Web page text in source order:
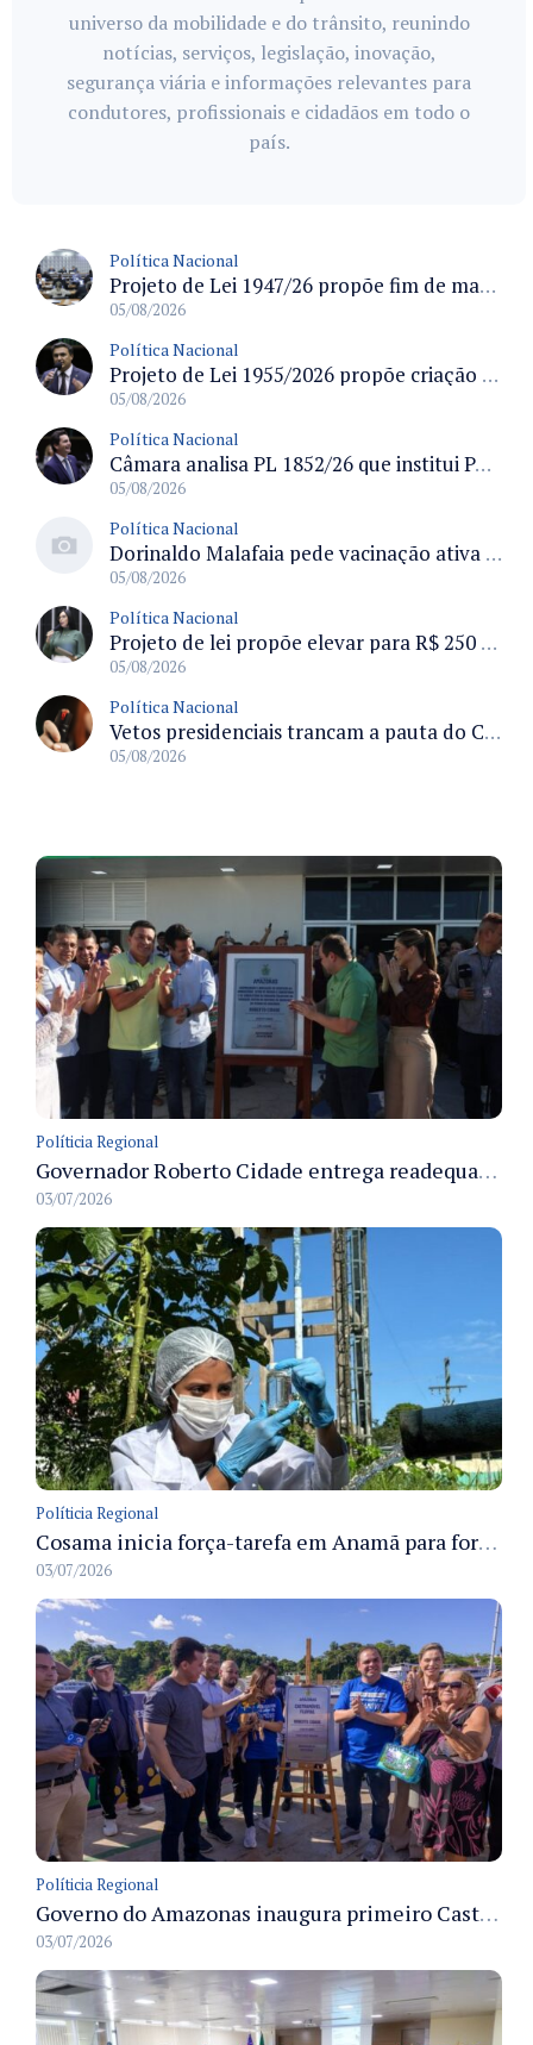
universo da mobilidade e do trânsito, reunindo
notícias, serviços, legislação, inovação,
segurança viária e informações relevantes para
condutores, profissionais e cidadãos em todo o
país.
Política Nacional
Projeto de Lei 1947/26 propõe fim de margens para cartão de crédito e consignado do INSS
05/08/2026
Política Nacional
Projeto de Lei 1955/2026 propõe criação de geração livre de fumo ao restringir venda de vapes a nascidos desde 1º de janeiro de 2009
05/08/2026
Política Nacional
Câmara analisa PL 1852/26 que institui Política Nacional de Gestão de Desempenho e Eficiência para servidores públicos
05/08/2026
Política Nacional
Dorinaldo Malafaia pede vacinação ativa ao Ministério da Saúde para reverter queda na cobertura vacinal no Brasil
05/08/2026
Política Nacional
Projeto de lei propõe elevar para R$ 250 mil limite de isenção do IPI para pessoas com deficiência e autismo
05/08/2026
Política Nacional
Vetos presidenciais trancam a pauta do Congresso com 87 itens pendentes e incluem trechos do Orçamento de 2026
05/08/2026
Políticia Regional
Governador Roberto Cidade entrega readequação do ambulatório da FCecon e amplia capacidade de atendimento oncológico em Manaus
03/07/2026
Políticia Regional
Cosama inicia força-tarefa em Anamã para fortalecer abastecimento de água e segurança hídrica da população
03/07/2026
Políticia Regional
Governo do Amazonas inaugura primeiro Castramóvel Fluvial para atendimento veterinário às comunidades ribeirinhas e castração gratuita
03/07/2026